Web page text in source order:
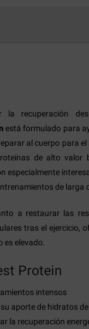
la recuperación
está formulado para
al cuerpo para el
de alto valor
especialmente
de larga
a restaurar las
tras el ejercicio,
elevado.
Protein
intensos
aporte de hidratos
la recuperación